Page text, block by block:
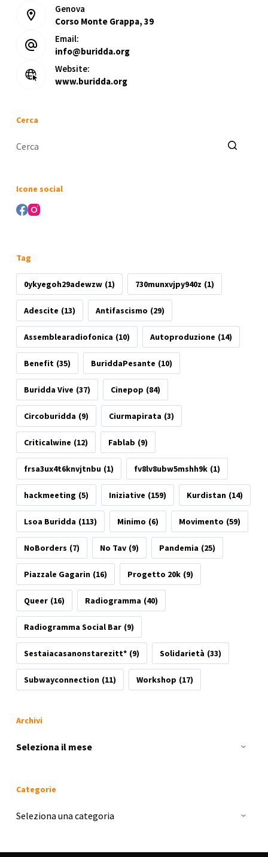
Genova
Corso Monte Grappa, 39
Email:
info@buridda.org
Website:
www.buridda.org
Cerca
Icone social
Tag
0ykyegoh29adewzw (1) 730munxvjpy940z (1)
Adescite (13) Antifascismo (29)
Assemblearadiofonica (10) Autoproduzione (14)
Benefit (35) BuriddaPesante (10)
Buridda Vive (37) Cinepop (84)
Circoburidda (9) Ciurmapirata (3)
Criticalwine (12) Fablab (9)
frsa3ux4t6knvjtnbu (1) fv8lv8ubw5mshh9k (1)
hackmeeting (5) Iniziative (159) Kurdistan (14)
Lsoa Buridda (113) Minimo (6) Movimento (59)
NoBorders (7) No Tav (9) Pandemia (25)
Piazzale Gagarin (16) Progetto 20k (9)
Queer (16) Radiogramma (40)
Radiogramma Social Bar (9)
Sestaiacasanonstarezitt* (9) Solidarietà (33)
Subwayconnection (11) Workshop (17)
Archivi
Archivi
Categorie
Categorie